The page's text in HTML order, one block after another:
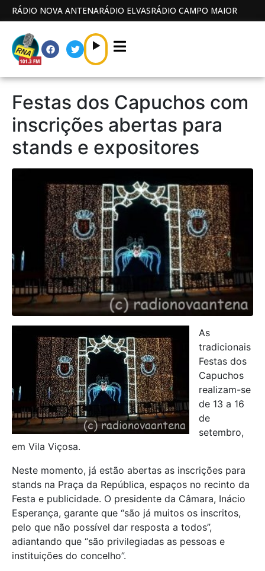
RÁDIO NOVA ANTENARÁDIO ELVASRÁDIO CAMPO MAIOR
Festas dos Capuchos com
inscrições abertas para
stands e expositores
As
tradicionais
Festas dos
Capuchos
realizam-se
de 13 a 16
de
setembro,
em Vila Viçosa.
Neste momento, já estão abertas as inscrições para
stands na Praça da República, espaços no recinto da
Festa e publicidade. O presidente da Câmara, Inácio
Esperança, garante que “são já muitos os inscritos,
pelo que não possível dar resposta a todos”,
adiantando que “são privilegiadas as pessoas e
instituições do concelho”.